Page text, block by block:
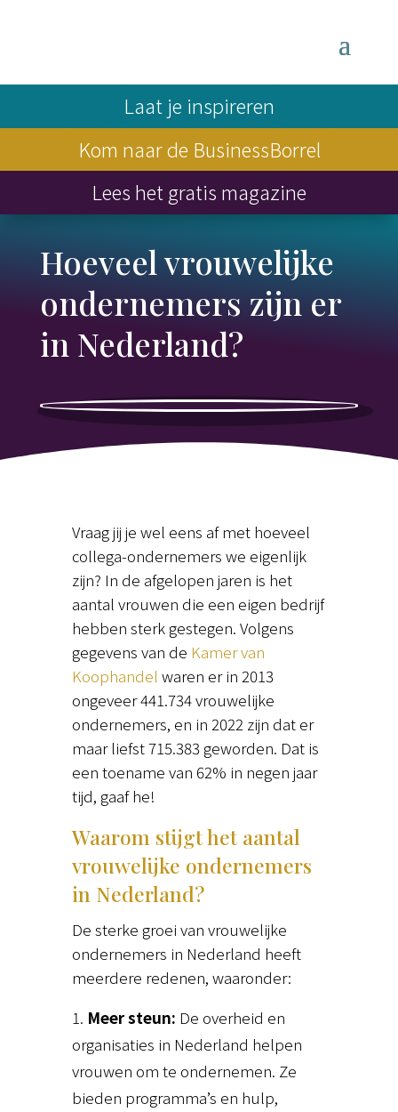
Laat je inspireren
Kom naar de BusinessBorrel
Lees het gratis magazine
Hoeveel vrouwelijke
ondernemers zijn er
in Nederland?
Vraag jij je wel eens af met hoeveel
collega-ondernemers we eigenlijk
zijn? In de afgelopen jaren is het
aantal vrouwen die een eigen bedrijf
hebben sterk gestegen. Volgens
gegevens van de Kamer van
Koophandel waren er in 2013
ongeveer 441.734 vrouwelijke
ondernemers, en in 2022 zijn dat er
maar liefst 715.383 geworden. Dat is
een toename van 62% in negen jaar
tijd, gaaf he!
Waarom stijgt het aantal
vrouwelijke ondernemers
in Nederland?
De sterke groei van vrouwelijke
ondernemers in Nederland heeft
meerdere redenen, waaronder:
Meer steun: De overheid en
organisaties in Nederland helpen
vrouwen om te ondernemen. Ze
bieden programma’s en hulp,